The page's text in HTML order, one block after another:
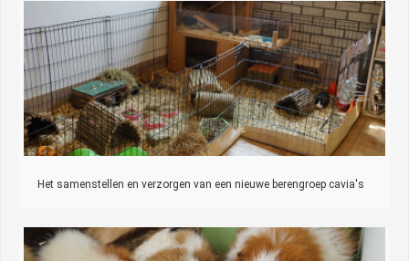
Het samenstellen en verzorgen van een nieuwe berengroep cavia's